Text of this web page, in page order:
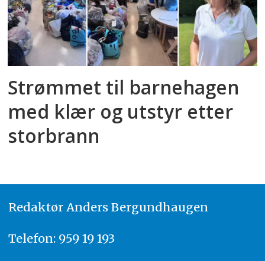
Strømmet til barnehagen
med klær og utstyr etter
storbrann
Redaktør Anders Bergundhaugen
Telefon: 959 19 193